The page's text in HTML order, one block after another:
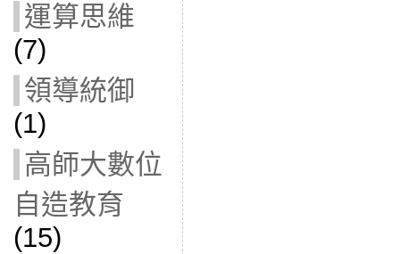
運算思維
(7)
領導統御
(1)
高師大數位
自造教育
(15)